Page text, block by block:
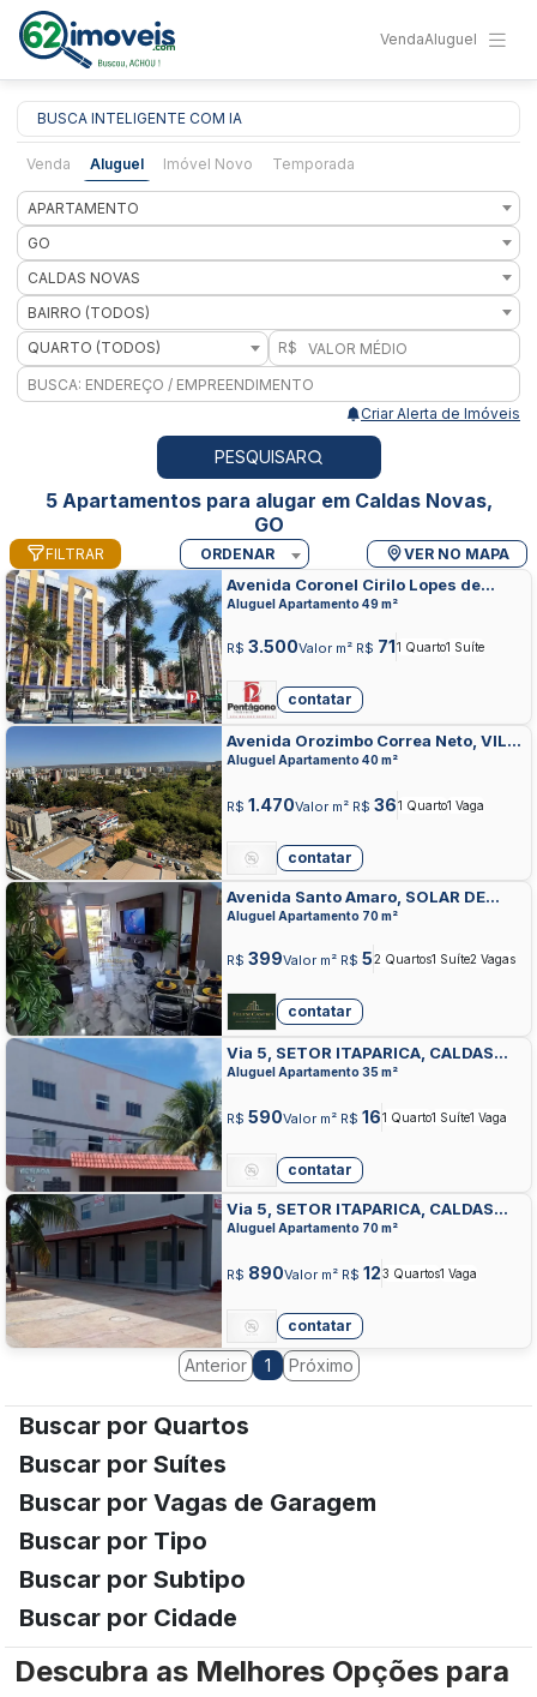
VendaAluguel
BUSCA INTELIGENTE COM IA
Venda Aluguel Imóvel Novo Temporada
APARTAMENTO
GO
CALDAS NOVAS
BAIRRO (TODOS)
QUARTO (TODOS)
R$
Criar Alerta de Imóveis
PESQUISAR
5 Apartamentos para alugar em Caldas Novas,
GO
FILTRAR ORDENAR VER NO MAPA
Avenida Coronel Cirilo Lopes de
Morais, DO TURISTA, CALDAS NOVAS
Aluguel Apartamento 49 m²
R$ 3.500Valor m² R$ 711 Quarto1 Suíte
contatar
Avenida Orozimbo Correa Neto, VILA
OLEGARIO PINTO, CALDAS NOVAS
Aluguel Apartamento 40 m²
R$ 1.470Valor m² R$ 361 Quarto1 Vaga
contatar
Avenida Santo Amaro, SOLAR DE
CALDAS NOVAS, CALDAS NOVAS
Aluguel Apartamento 70 m²
R$ 399Valor m² R$ 52 Quartos1 Suíte2 Vagas
contatar
Via 5, SETOR ITAPARICA, CALDAS
NOVAS
Aluguel Apartamento 35 m²
R$ 590Valor m² R$ 161 Quarto1 Suíte1 Vaga
contatar
Via 5, SETOR ITAPARICA, CALDAS
NOVAS
Aluguel Apartamento 70 m²
R$ 890Valor m² R$ 123 Quartos1 Vaga
contatar
Anterior 1 Próximo
Buscar por Quartos
Buscar por Suítes
Buscar por Vagas de Garagem
Buscar por Tipo
Buscar por Subtipo
Buscar por Cidade
Descubra as Melhores Opções para